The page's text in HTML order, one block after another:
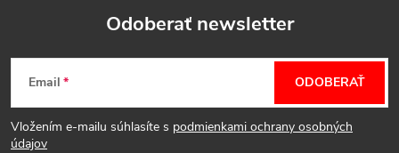
Z
á
Odoberať newsletter
Email
Vložením e-mailu súhlasíte s podmienkami ochrany osobných
údajov
ODOBERAŤ